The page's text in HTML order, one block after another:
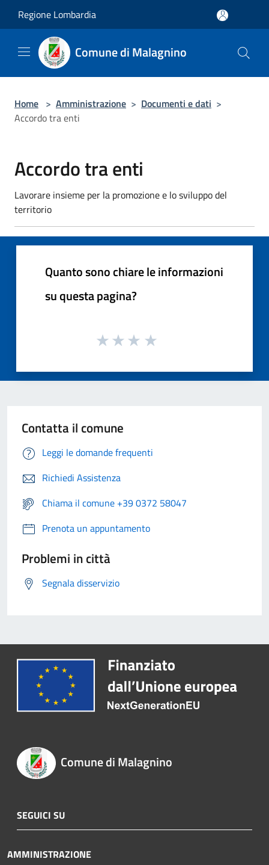
Regione Lombardia
Comune di Malagnino
Home > Amministrazione > Documenti e dati >
Accordo tra enti
Accordo tra enti
Lavorare insieme per la promozione e lo sviluppo del
territorio
Quanto sono chiare le informazioni
su questa pagina?
Contatta il comune
Leggi le domande frequenti
Richiedi Assistenza
Chiama il comune +39 0372 58047
Prenota un appuntamento
Problemi in città
Segnala disservizio
Comune di Malagnino
SEGUICI SU
AMMINISTRAZIONE